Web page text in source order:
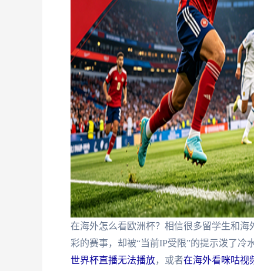
在海外怎么看欧洲杯？相信很多留学生和
彩的赛事，却被“当前IP受限”的提示泼了冷
世界杯直播无法播放，或者在海外看咪咕视